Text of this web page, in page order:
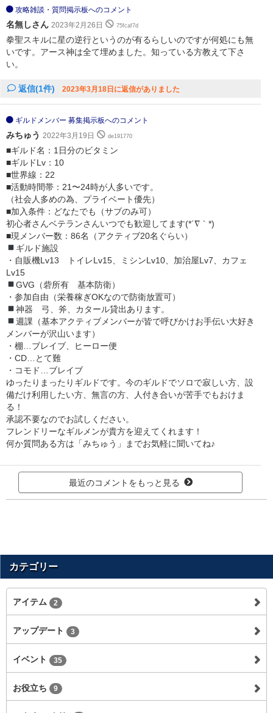
攻略雑談・質問掲示板へのコメント
名無しさん 2023年2月26日 75fcaf7d
拳聖スキルに星の逆行というのが有るらしいのですが何処にも無
いです。アース神は全て埋めました。知っている方教えて下さ
い。
返信(1件) 2023年3月18日に返信がありました
ギルドメンバー 募集掲示板へのコメント
みちゅう 2022年3月19日 de191770
■ギルド名：1日分のビタミン
■ギルドLv：10
■世界線：22
■活動時間帯：21〜24時が人多いです。
（社会人多めの為、プライベート優先）
■加入条件：どなたでも（サブのみ可）
初心者さんベテランさんいつでも歓迎してます(*´∇｀*)
■現メンバー数：86名（アクティブ20名ぐらい）
ギルド施設
・自販機Lv13 トイレLv15、ミシンLv10、加治屋Lv7、カフェ
Lv15
GVG（砦所有 基本防衛）
・参加自由（栄養稼ぎOKなので防衛放置可）
神器 弓、斧、カタール貸出あります。
週課（基本アクティブメンバーが皆で呼びかけお手伝い大好き
メンバーが沢山います）
・棚…ブレイブ、ヒーロー便
・CD…とて難
・コモド…ブレイブ
ゆったりまったりギルドです。今のギルドでソロで寂しい方、設
備だけ利用したい方、無言の方、人付き合いが苦手でもおけま
る！
承認不要なのでお試しください。
フレンドリーなギルメンが貴方を迎えてくれます！
何か質問ある方は「みちゅう」までお気軽に聞いてね♪
最近のコメントをもっと見る
カテゴリー
アイテム 2
アップデート 3
イベント 35
お役立ち 9